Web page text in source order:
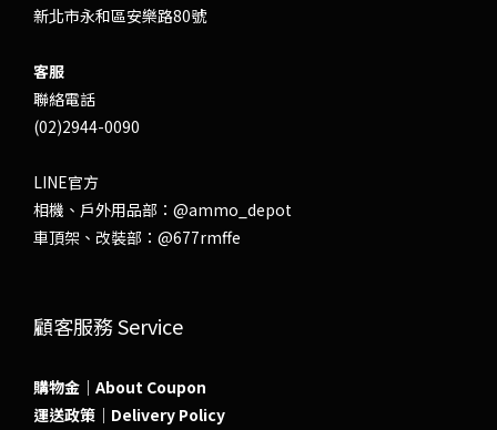
新北市永和區安樂路80號
客服
聯絡電話
(02)2944-0090
LINE官方
相機、戶外用品部： @ammo_depot
車頂架、改裝部： @677rmffe
顧客服務 Service
購物金｜About Coupon
運送政策｜Delivery Policy